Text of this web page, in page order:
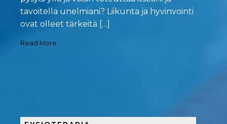
tavoitella unelmiani? Liikunta ja hyvinvointi
ovat olleet tärkeitä […]
Read More